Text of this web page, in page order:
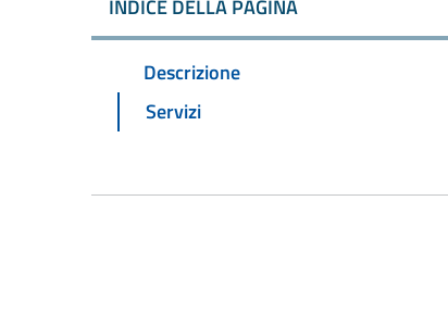
INDICE DELLA PAGINA
Descrizione
Servizi